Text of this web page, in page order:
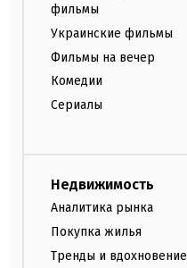
фильмы
Украинские фильмы
Фильмы на вечер
Комедии
Сериалы
Недвижимость
Аналитика рынка
Покупка жилья
Тренды и вдохновение